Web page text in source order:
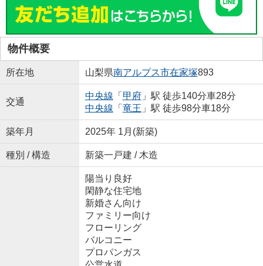
物件概要
所在地 山梨県南アルプス市在家塚893
交通
中央線 「 甲府」駅 徒歩140分車28分
中央線 「 竜王 」駅 徒歩98分車18分
築年月 2025年 1月(新築)
種別 / 構造 新築一戸建 / 木造
陽当り良好
閑静な住宅地
新婚さん向け
ファミリー向け
フローリング
バルコニー
プロパンガス